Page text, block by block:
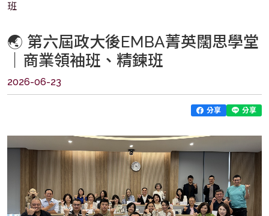
班
🌏 第六屆政大後EMBA菁英闊思學堂
｜商業領袖班、精鍊班
2026-06-23
分享 分享